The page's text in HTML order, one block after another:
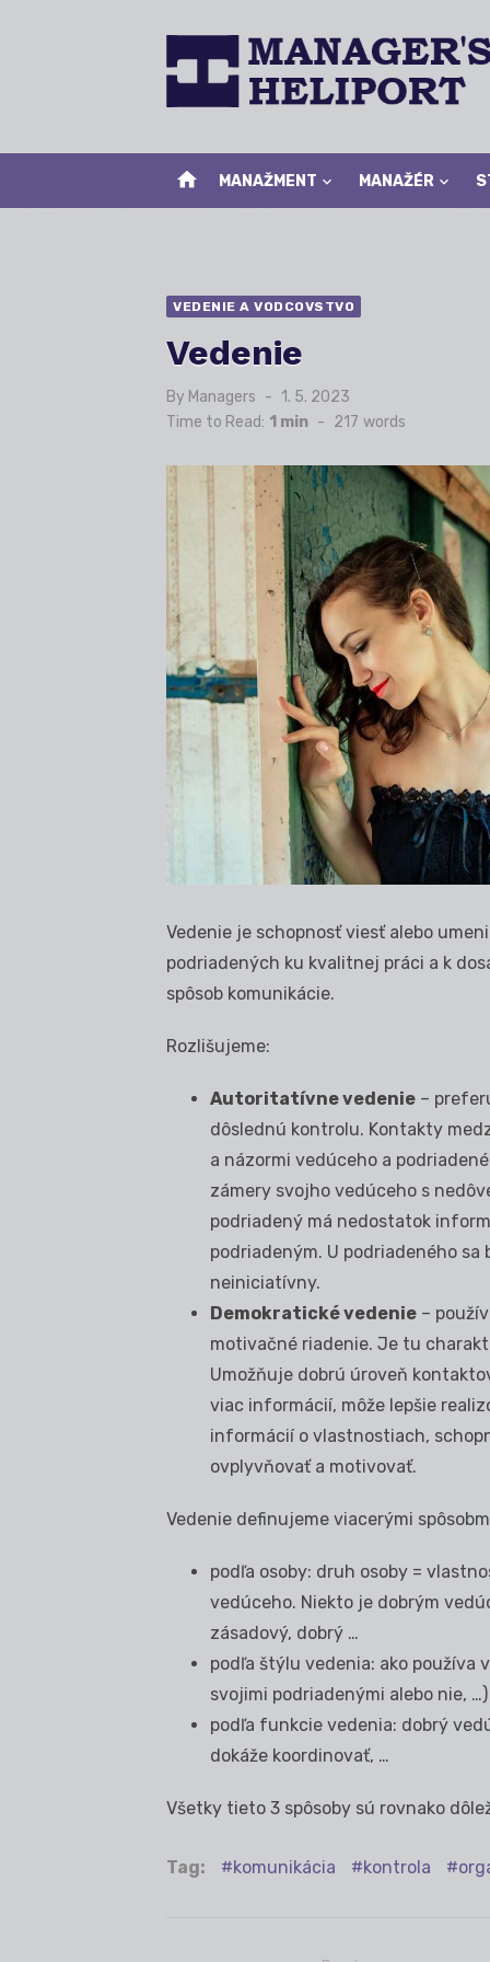
home MANAŽMENT MANAŽÉR
VEDENIE A VODCOVSTVO
Vedenie
By Managers
Posted
on
1. 5. 2023
Time to Read: 1 min - 217 words
Vedenie je schopnosť viesť alebo
podriadených ku kvalitnej práci a k
spôsob komunikácie.
Rozlišujeme:
Autoritatívne vedenie –
dôslednú kontrolu. Kontakty
a názormi vedúceho a
zámery svojho vedúceho s
podriadený má nedostatok
podriadeným. U podriadeného
neiniciatívny.
Demokratické vedenie –
motivačné riadenie. Je tu
Umožňuje dobrú úroveň
viac informácií, môže lepšie
informácií o vlastnostiach,
ovplyvňovať a motivovať.
Vedenie definujeme viacerými
podľa osoby: druh osoby =
vedúceho. Niekto je dobrým
zásadový, dobrý …
podľa štýlu vedenia: ako používa
svojimi podriadenými alebo nie, …)
podľa funkcie vedenia: dobrý
dokáže koordinovať, …
Všetky tieto 3 spôsoby sú rovnako
Tag: komunikácia kontrola